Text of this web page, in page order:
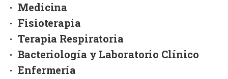
Medicina
Fisioterapia
Terapia Respiratoria
Bacteriología y Laboratorio Clínico
Enfermería